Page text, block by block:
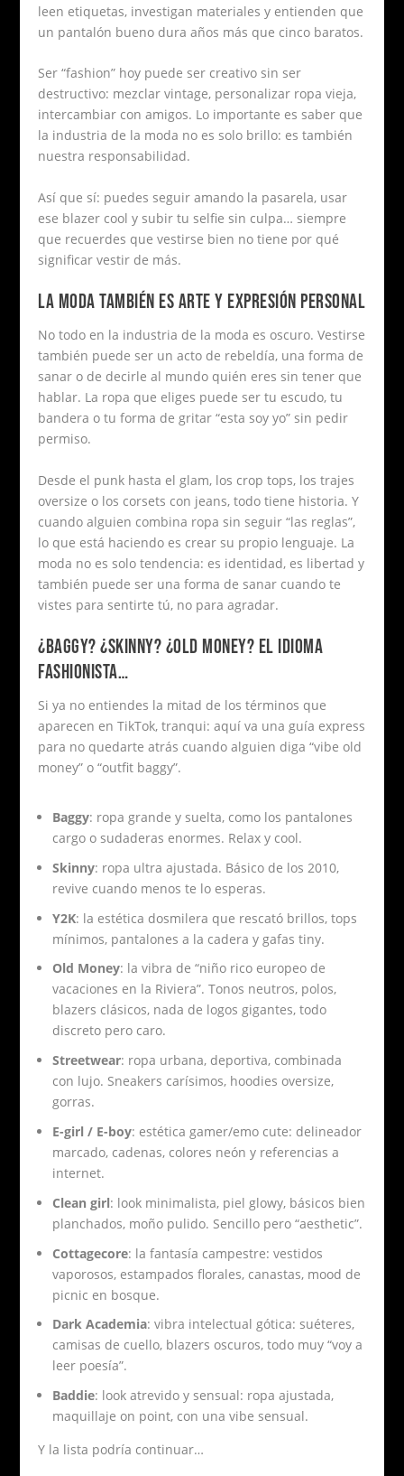
leen etiquetas, investigan materiales y entienden que
un pantalón bueno dura años más que cinco baratos.
Ser “fashion” hoy puede ser creativo sin ser
destructivo: mezclar vintage, personalizar ropa vieja,
intercambiar con amigos. Lo importante es saber que
la industria de la moda no es solo brillo: es también
nuestra responsabilidad.
Así que sí: puedes seguir amando la pasarela, usar
ese blazer cool y subir tu selfie sin culpa… siempre
que recuerdes que vestirse bien no tiene por qué
significar vestir de más.
LA MODA TAMBIÉN ES ARTE Y EXPRESIÓN PERSONAL
No todo en la industria de la moda es oscuro. Vestirse
también puede ser un acto de rebeldía, una forma de
sanar o de decirle al mundo quién eres sin tener que
hablar. La ropa que eliges puede ser tu escudo, tu
bandera o tu forma de gritar “esta soy yo” sin pedir
permiso.
Desde el punk hasta el glam, los crop tops, los trajes
oversize o los corsets con jeans, todo tiene historia. Y
cuando alguien combina ropa sin seguir “las reglas”,
lo que está haciendo es crear su propio lenguaje. La
moda no es solo tendencia: es identidad, es libertad y
también puede ser una forma de sanar cuando te
vistes para sentirte tú, no para agradar.
¿BAGGY? ¿SKINNY? ¿OLD MONEY? EL IDIOMA
FASHIONISTA…
Si ya no entiendes la mitad de los términos que
aparecen en TikTok, tranqui: aquí va una guía express
para no quedarte atrás cuando alguien diga “vibe old
money” o “outfit baggy”.
Baggy: ropa grande y suelta, como los pantalones
cargo o sudaderas enormes. Relax y cool.
Skinny: ropa ultra ajustada. Básico de los 2010,
revive cuando menos te lo esperas.
Y2K: la estética dosmilera que rescató brillos, tops
mínimos, pantalones a la cadera y gafas tiny.
Old Money: la vibra de “niño rico europeo de
vacaciones en la Riviera”. Tonos neutros, polos,
blazers clásicos, nada de logos gigantes, todo
discreto pero caro.
Streetwear: ropa urbana, deportiva, combinada
con lujo. Sneakers carísimos, hoodies oversize,
gorras.
E-girl / E-boy: estética gamer/emo cute: delineador
marcado, cadenas, colores neón y referencias a
internet.
Clean girl: look minimalista, piel glowy, básicos bien
planchados, moño pulido. Sencillo pero “aesthetic”.
Cottagecore: la fantasía campestre: vestidos
vaporosos, estampados florales, canastas, mood de
picnic en bosque.
Dark Academia: vibra intelectual gótica: suéteres,
camisas de cuello, blazers oscuros, todo muy “voy a
leer poesía”.
Baddie: look atrevido y sensual: ropa ajustada,
maquillaje on point, con una vibe sensual.
Y la lista podría continuar…